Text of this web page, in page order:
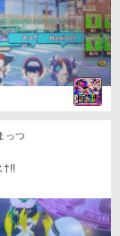
っつ
†!!